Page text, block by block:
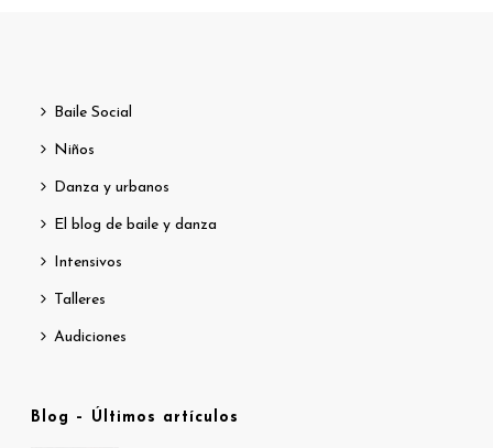
Baile Social
Niños
Danza y urbanos
El blog de baile y danza
Intensivos
Talleres
Audiciones
Blog – Últimos artículos